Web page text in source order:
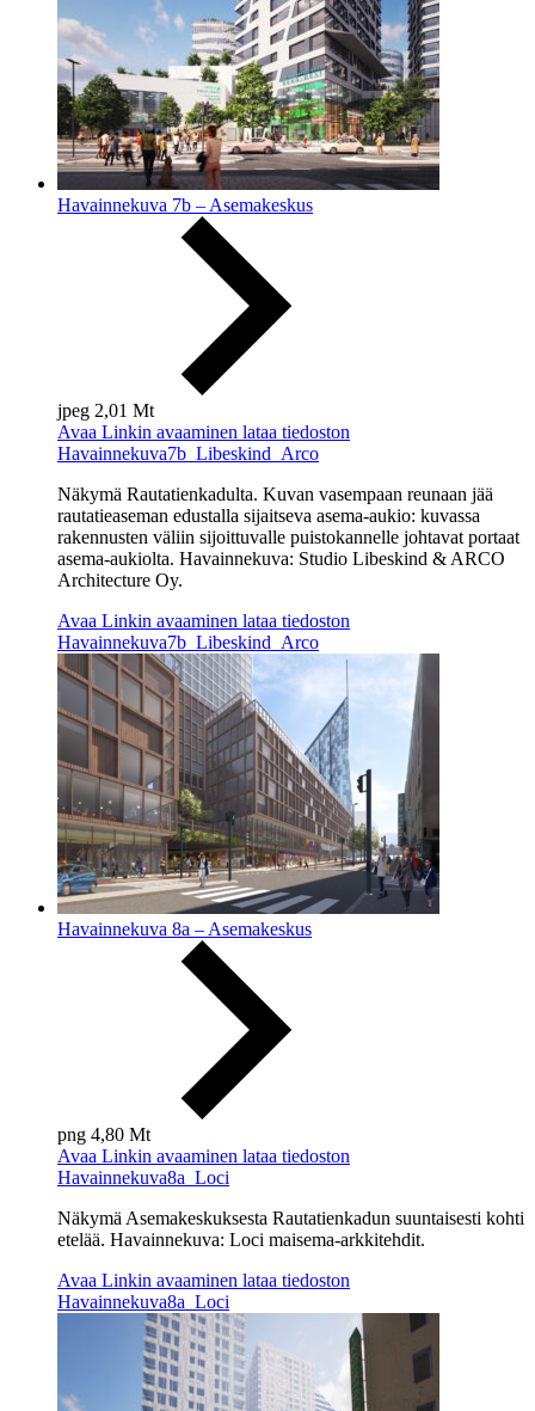
Havainnekuva 7b – Asemakeskus
jpeg 2,01 Mt
Avaa Linkin avaaminen lataa tiedoston
Havainnekuva7b_Libeskind_Arco
Näkymä Rautatienkadulta. Kuvan vasempaan reunaan jää
rautatieaseman edustalla sijaitseva asema-aukio: kuvassa
rakennusten väliin sijoittuvalle puistokannelle johtavat portaat
asema-aukiolta. Havainnekuva: Studio Libeskind & ARCO
Architecture Oy.
Avaa Linkin avaaminen lataa tiedoston
Havainnekuva7b_Libeskind_Arco
Havainnekuva 8a – Asemakeskus
png 4,80 Mt
Avaa Linkin avaaminen lataa tiedoston
Havainnekuva8a_Loci
Näkymä Asemakeskuksesta Rautatienkadun suuntaisesti kohti
etelää. Havainnekuva: Loci maisema-arkkitehdit.
Avaa Linkin avaaminen lataa tiedoston
Havainnekuva8a_Loci